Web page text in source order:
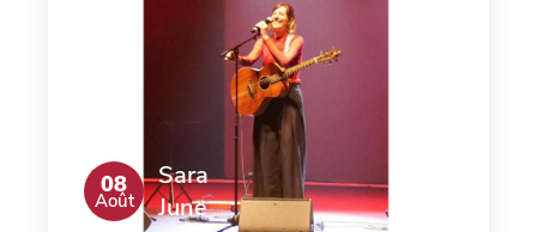
08
Août
Sara
June